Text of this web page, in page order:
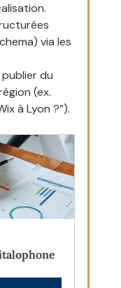
via les
du
(ex.
à Lyon ?”).